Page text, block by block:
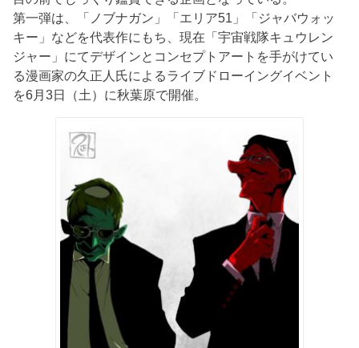
第一弾は、「ノブナガン」「エリア51」「ジャバウォッ
キー」などを代表作にもち、現在「宇宙戦隊キュウレン
ジャー」にてデザインとコンセプトアートを手がけてい
る漫画家の久正人氏によるライブドローイングイベント
を6月3日（土）に秋葉原で開催。